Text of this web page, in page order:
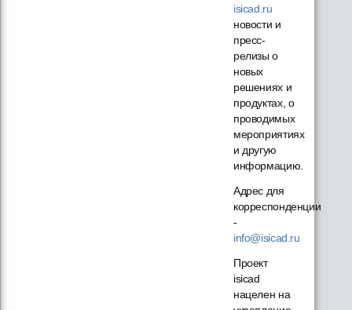
isicad.ru
новости и
пресс-
релизы о
новых
решениях и
продуктах, о
проводимых
мероприятиях
и другую
информацию.
Адрес для
корреспонденции
-
info@isicad.ru
Проект
isicad
нацелен на